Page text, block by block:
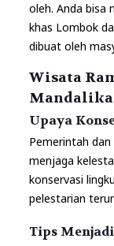
oleh. Anda bisa
khas Lombok
dibuat oleh
Wisata
Mandalika
Upaya
Pemerintah
menjaga
konservasi
pelestarian
Tips